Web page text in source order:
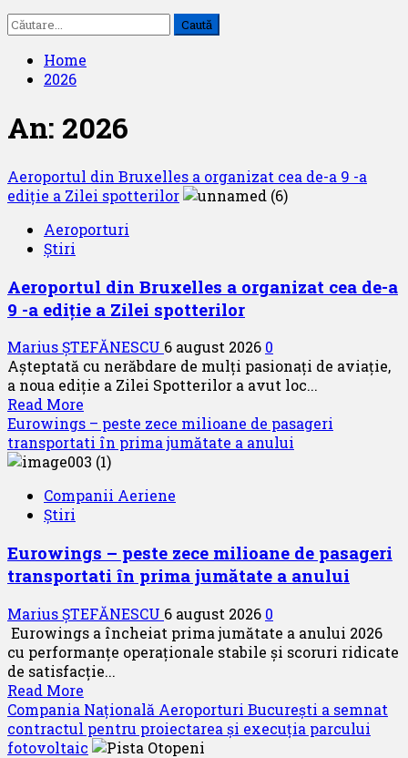
Caută
după:
Home
2026
An: 2026
Aeroportul din Bruxelles a organizat cea de-a 9 -a
ediție a Zilei spotterilor
Aeroporturi
Știri
Aeroportul din Bruxelles a organizat cea de-a
9 -a ediție a Zilei spotterilor
Marius ȘTEFĂNESCU 6 august 2026 0
Așteptată cu nerăbdare de mulți pasionați de aviație,
a noua ediție a Zilei Spotterilor a avut loc...
Read More
more
about
Aeroportul
Bruxelles
cea
de-
9
-
a
ediție
Zilei
spotterilor
Eurowings – peste zece milioane de pasageri
transportati în prima jumătate a anului
Companii Aeriene
Știri
Eurowings – peste zece milioane de pasageri
transportati în prima jumătate a anului
Marius ȘTEFĂNESCU 6 august 2026 0
Eurowings a încheiat prima jumătate a anului 2026
cu performanțe operaționale stabile și scoruri ridicate
de satisfacție...
Read More
more
about
Eurowings
Compania Națională Aeroporturi București a semnat
contractul pentru proiectarea și execuția parcului
fotovoltaic